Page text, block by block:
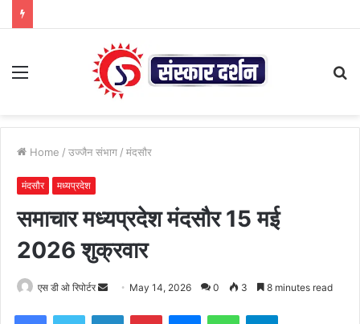
Menu
Home / उज्जैन संभाग / मंदसौर
मंदसौर मध्यप्रदेश
समाचार मध्यप्रदेश मंदसौर 15 मई
2026 शुक्रवार
एस डी ओ रिपोर्टर
Send May 14, 2026 0 3 8 minutes read
FacebookTwitter LinkedInPinterestMessengerWhatsAppTelegram